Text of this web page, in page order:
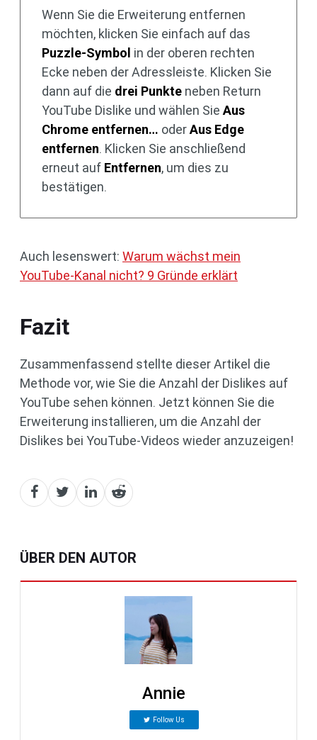
Wenn Sie die Erweiterung entfernen
möchten, klicken Sie einfach auf das
Puzzle-Symbol in der oberen rechten
Ecke neben der Adressleiste. Klicken Sie
dann auf die drei Punkte neben Return
YouTube Dislike und wählen Sie Aus
Chrome entfernen… oderAus Edge
entfernen. Klicken Sie anschließend
erneut auf Entfernen, um dies zu
bestätigen.
Auch lesenswert: Warum wächst mein
YouTube-Kanal nicht? 9 Gründe erklärt
Fazit
Zusammenfassend stellte dieser Artikel die
Methode vor, wie Sie die Anzahl der Dislikes auf
YouTube sehen können. Jetzt können Sie die
Erweiterung installieren, um die Anzahl der
Dislikes bei YouTube-Videos wieder anzuzeigen!
ÜBER DEN AUTOR
Annie
Follow Us